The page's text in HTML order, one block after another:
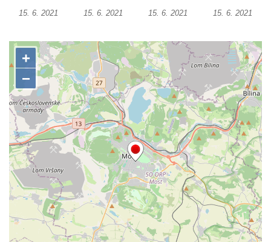
Socha Nosorožík v ZOO Hluboká
Socha Rosomák v ZOO Hluboká
Socha Beruška v ZOO Hluboká
Socha Vážka v ZOO Hluboká
Socha Volavka v ZOO Hluboká
Flamingo trůn v ZOO Hluboká
Lavička Kůň Převalského v ZOO Hluboká
Lysá nad Labem, barokní město Šporkovo
Socha Opičákovník v ZOO Hluboká
Socha Roháč v ZOO Hluboká
15. 6. 2021 15. 6. 2021 15. 6. 2021 15. 6. 2021